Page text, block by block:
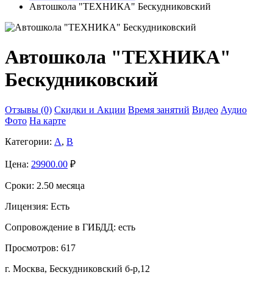
Автошкола "ТЕХНИКА" Бескудниковский
Автошкола "ТЕХНИКА"
Бескудниковский
Отзывы (0) Скидки и Акции Время занятий Видео Аудио
Фото На карте
Категории: A, B
Цена: 29900.00 ₽
Сроки: 2.50 месяца
Лицензия: Есть
Сопровождение в ГИБДД: есть
Просмотров: 617
г. Москва, Бескудниковский б-р,12